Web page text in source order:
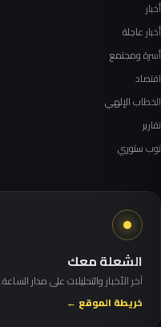
أخبار
أخبار عاجلة
أسرة ومجتمع
اقتصاد
الخطاب الإلهي
تقارير
توب ستوري
الشعلة معك
آخر الأخبار والتحليلات على مدار الساعة.
خريطة الموقع ←